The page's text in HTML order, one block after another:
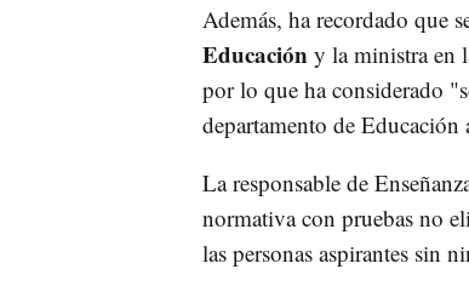
Además, ha recordado que
Educación y la ministra en
por lo que ha considerado
departamento de Educación
La responsable de
normativa con pruebas no
las personas aspirantes sin